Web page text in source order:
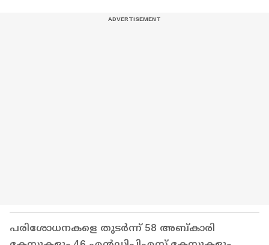
പരിശോധനകളെ തുടര്‍ന്ന് 58 അബ്കാരി